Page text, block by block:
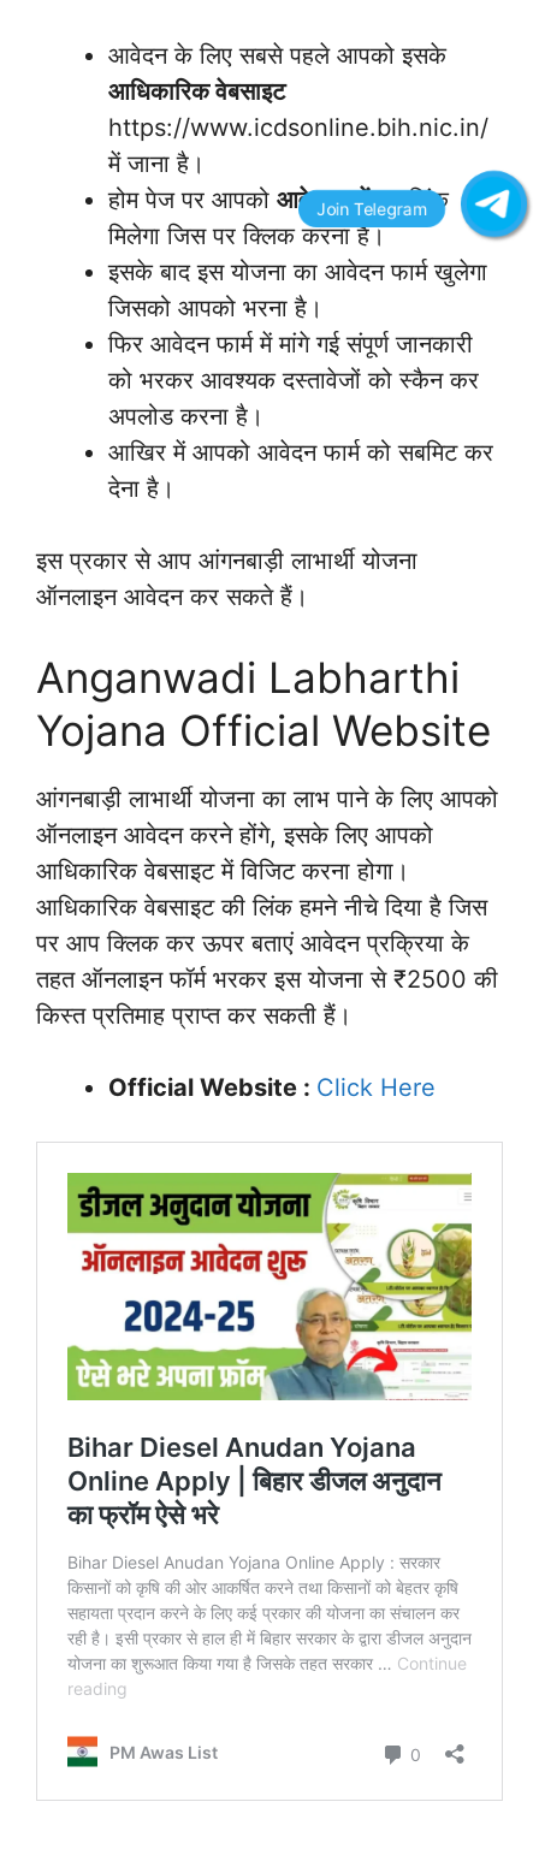
आवेदन के लिए सबसे पहले आपको इसके
आधिकारिक वेबसाइट
https://www.icdsonline.bih.nic.in/
में जाना है।
होम पेज पर आपको आवेदन करेंका लिंक
मिलेगा जिस पर क्लिक करना है।
इसके बाद इस योजना का आवेदन फार्म खुलेगा
जिसको आपको भरना है।
फिर आवेदन फार्म में मांगे गई संपूर्ण जानकारी
को भरकर आवश्यक दस्तावेजों को स्कैन कर
अपलोड करना है।
आखिर में आपको आवेदन फार्म को सबमिट कर
देना है।
इस प्रकार से आप आंगनबाड़ी लाभार्थी योजना
ऑनलाइन आवेदन कर सकते हैं।
Anganwadi Labharthi
Yojana Official Website
आंगनबाड़ी लाभार्थी योजना का लाभ पाने के लिए आपको
ऑनलाइन आवेदन करने होंगे, इसके लिए आपको
आधिकारिक वेबसाइट में विजिट करना होगा।
आधिकारिक वेबसाइट की लिंक हमने नीचे दिया है जिस
पर आप क्लिक कर ऊपर बताएं आवेदन प्रक्रिया के
तहत ऑनलाइन फॉर्म भरकर इस योजना से ₹2500 की
किस्त प्रतिमाह प्राप्त कर सकती हैं।
Official Website : Click Here